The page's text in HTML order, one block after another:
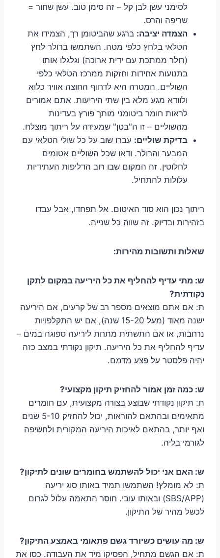
לסימני עשן לבן קל – זה סימן טוב. עשן שחור =
שריפה והרס.
הצמדה יציבה: ברגע שהביטומן רך, הצמידו את
הטלאי בלחץ כלפי מטה. השתמשו ברולר לחץ
(רולר ממתכת עם ידית ארוכה) וגלגלו אותו
בתנועות אחידות וחזקות ממרכז הטלאי כלפי
השוליים. המטרה היא לדחוף החוצה אוויר כלוא
ולוודא מגע מלא בין שתי היריעות. אתם אמורים
לראות חומר ביטומני מותך פורץ בעדינות
מהשוליים – זו ה"בטן" שמעידה על ריתוך מוצלח.
בדיקת שוליים: עברו שוב על כל שולי הטלאי עם
המבער והרולר. ודאו שכל השוליים אטומים
לחלוטין. זה המקום שבו רוב הדליפות העתידיות
עלולות להתחיל.
ריתוך נכון הוא סוד האיטום. אל תפחדו, אבל עבדו
בזהירות ובדיוק. זה שווה כל שנייה.
שאלות ותשובות מהירות:
ש: מתי עדיף להחליף את כל היריעה במקום לתקן
נקודתית?
ת: אם אתם מוצאים מספר רב של קרעים, אם היריעה
ישנה מאוד (מעל 15-20 שנה), אם יש התקלפויות
נרחבות, או אם התשתית מתחת ליריעה ספוגה במים –
עדיף להחליף את כל היריעה. תיקון נקודתי במצב כזה
יהיה פלסטר על פצע מדמם.
ש: כמה זמן אמור להחזיק תיקון מקצועי?
ת: תיקון נקודתי שבוצע בצורה מקצועית, עם חומרים
מתאימים ובהתאם להוראות, יכול להחזיק 5-10 שנים
ואף יותר, בהתאם לאיכות היריעה המקורית ולחשיפה
לגורמי בליה.
ש: האם אני יכול להשתמש בחומרים שונים לתיקון?
ת: לא מומלץ! השתמשו תמיד באותו סוג יריעה
(SBS/APP) ובאותו עובי. חוסר התאמה עלול לגרום
לכשל מהיר של התיקון.
ש: מה עושים כשיורד גשם פתאומי באמצע התיקון?
ת: אם הגשם מתחיל, הפסיקו מיד את העבודה. כסו את